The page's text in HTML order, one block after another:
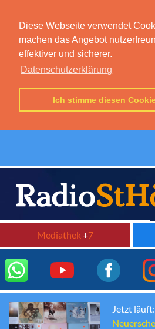
Diese Webseite verwendet
machen das Angebot
effektiver und sicherer.
Datenschutzerklärung
Ich stimme diesen
Mediathek+7
Jetzt läuft: